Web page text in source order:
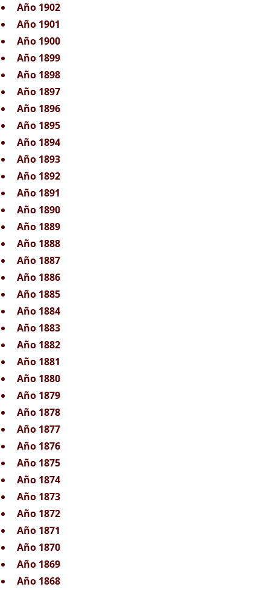
Año 1902
Año 1901
Año 1900
Año 1899
Año 1898
Año 1897
Año 1896
Año 1895
Año 1894
Año 1893
Año 1892
Año 1891
Año 1890
Año 1889
Año 1888
Año 1887
Año 1886
Año 1885
Año 1884
Año 1883
Año 1882
Año 1881
Año 1880
Año 1879
Año 1878
Año 1877
Año 1876
Año 1875
Año 1874
Año 1873
Año 1872
Año 1871
Año 1870
Año 1869
Año 1868